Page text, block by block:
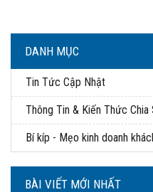
DANH MỤC
Tin Tức Cập Nhật
Thông Tin & Kiến Thức Chia
Bí kíp - Mẹo kinh doanh
BÀI VIẾT MỚI NHẤT